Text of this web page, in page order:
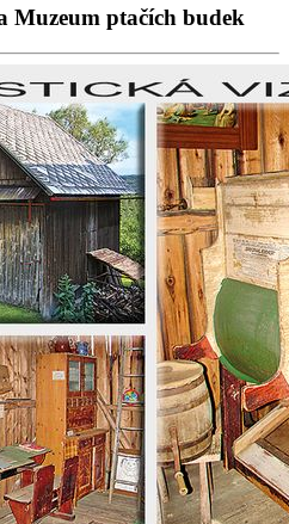
Muzeum ptačích budek